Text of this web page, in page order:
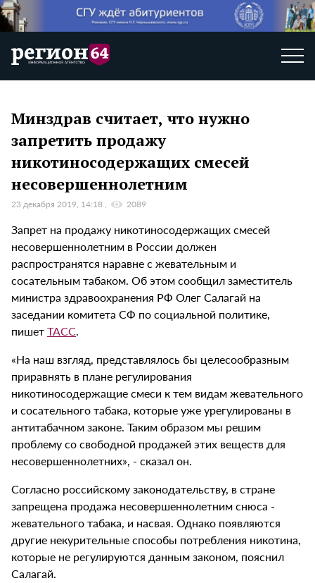
Минздрав считает, что нужно
запретить продажу
никотиносодержащих смесей
несовершеннолетним
23 декабря 2019, 14:18 2089
Запрет на продажу никотиносодержащих смесей
несовершеннолетним в России должен
распространятся наравне с жевательным и
сосательным табаком. Об этом сообщил заместитель
министра здравоохранения РФ Олег Салагай на
заседании комитета СФ по социальной политике,
пишетТАСС.
«На наш взгляд, представлялось бы целесообразным
приравнять в плане регулирования
никотиносодержащие смеси к тем видам жевательного
и сосательного табака, которые уже урегулированы в
антитабачном законе. Таким образом мы решим
проблему со свободной продажей этих веществ для
несовершеннолетних», - сказал он.
Согласно российскому законодательству, в стране
запрещена продажа несовершеннолетним снюса -
жевательного табака, и насвая. Однако появляются
другие некурительные способы потребления никотина,
которые не регулируются данным законом, пояснил
Салагай.